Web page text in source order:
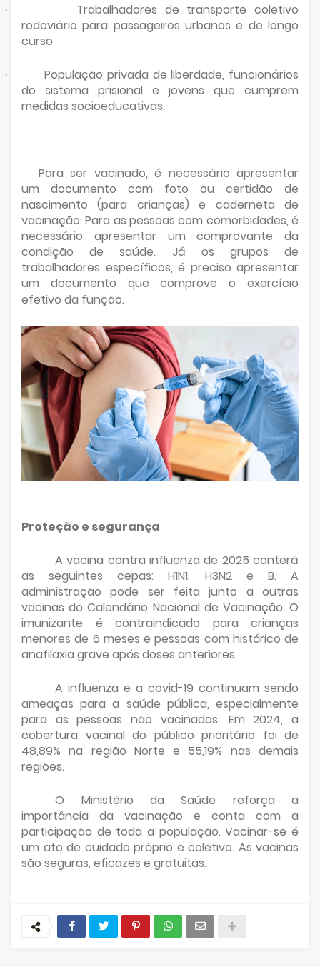
·
Trabalhadores de transporte coletivo
rodoviário para passageiros urbanos e de longo
curso
·
População privada de liberdade, funcionários
do sistema prisional e jovens que cumprem
medidas socioeducativas.
Para ser vacinado, é necessário apresentar
um documento com foto ou certidão de
nascimento (para crianças) e caderneta de
vacinação. Para as pessoas com comorbidades, é
necessário apresentar um comprovante da
condição de saúde. Já os grupos de
trabalhadores específicos, é preciso apresentar
um documento que comprove o exercício
efetivo da função.
Proteção e segurança
A vacina contra influenza de 2025 conterá
as seguintes cepas: H1N1, H3N2 e B. A
administração pode ser feita junto a outras
vacinas do Calendário Nacional de Vacinação. O
imunizante é contraindicado para crianças
menores de 6 meses e pessoas com histórico de
anafilaxia grave após doses anteriores.
A influenza e a covid-19 continuam sendo
ameaças para a saúde pública, especialmente
para as pessoas não vacinadas. Em 2024, a
cobertura vacinal do público prioritário foi de
48,89% na região Norte e 55,19% nas demais
regiões.
O Ministério da Saúde reforça a
importância da vacinação e conta com a
participação de toda a população. Vacinar-se é
um ato de cuidado próprio e coletivo. As vacinas
são seguras, eficazes e gratuitas.